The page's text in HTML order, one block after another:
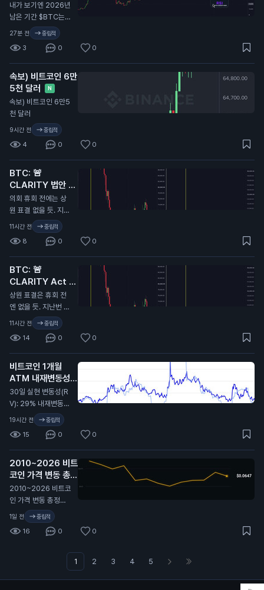
내가 보기엔 2026년
남은 기간 $BTC는
이렇게 흘러갈 듯.
27분 전 중립적
3 0 0
속보) 비트코인 6만
5천 달러
N
속보) 비트코인 6만5
천 달러
9시간 전 중립적
4 0 0
BTC: 🚨
CLARITY 법안 또
연기...
N
의회 휴회 전에는 상
원 표결 없을 듯. 지난
번에 CLARITY 법안
이 미뤄졌을 때 비트
코인 9.7만 달러에서
6.4만 달러로 떡락했
었음. 무슨 말인지 감
오지...
11시간 전 중립적
8 0 0
BTC: 🚨
CLARITY Act 또
연기…
N
상원 표결은 휴회 전
엔 없을 듯. 지난번 C
LARITY Act가 미뤄
졌을 때 비트코인이
9.7만 달러에서 6.4
만 달러까지 떡락했었
지. 무슨 뜻인지 알
지…
11시간 전 중립적
14 0 0
비트코인 1개월
ATM 내재변동성
(IV): 32%
N
30일 실현 변동성(R
V): 29% 내재변동성
이 실현 대비 2.4포인
트 높게 형성돼 있고,
지난 2년 기준 대략 4
6퍼센타일 구간. 극단
적이진 않지만 옵션
시장은 여전히 최근
비트코인이 보여준 것
보다 더 큰 움직임을
프라이싱 중. 여기서
실현 변동성이 따라
올라갈까, 아니면 내
19시간 전 중립적
15 0 0
2010~2026 비트
코인 가격 변동 총정
리 🫡
2010~2026 비트코
인 가격 변동 총정리
🫡
1일 전 중립적
16 0 0
1 2 3 4 5